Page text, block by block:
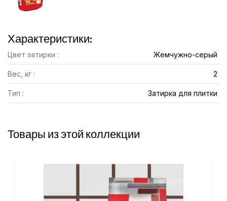
Характеристики:
Цвет затирки : Жемчужно-серый
Вес, кг : 2
Тип : Затирка для плитки
Товары из этой коллекции